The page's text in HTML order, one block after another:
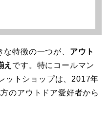
特徴の一つが、 アウト
え です。特にコールマン
ットショップは、2017年
のアウトドア愛好者から